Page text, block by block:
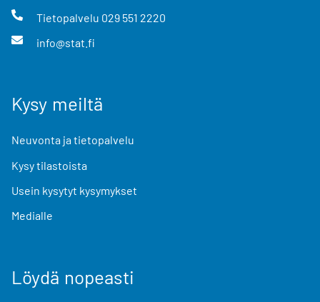
Tietopalvelu 029 551 2220
info@stat.fi
Kysy meiltä
Neuvonta ja tietopalvelu
Kysy tilastoista
Usein kysytyt kysymykset
Medialle
Löydä nopeasti